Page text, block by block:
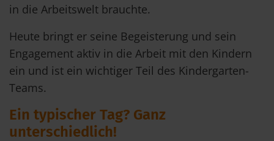
in die Arbeitswelt brauchte.
Heute bringt er seine Begeisterung und sein
Engagement aktiv in die Arbeit mit den Kindern
ein und ist ein wichtiger Teil des Kindergarten-
Teams.
Ein typischer Tag? Ganz
unterschiedlich!